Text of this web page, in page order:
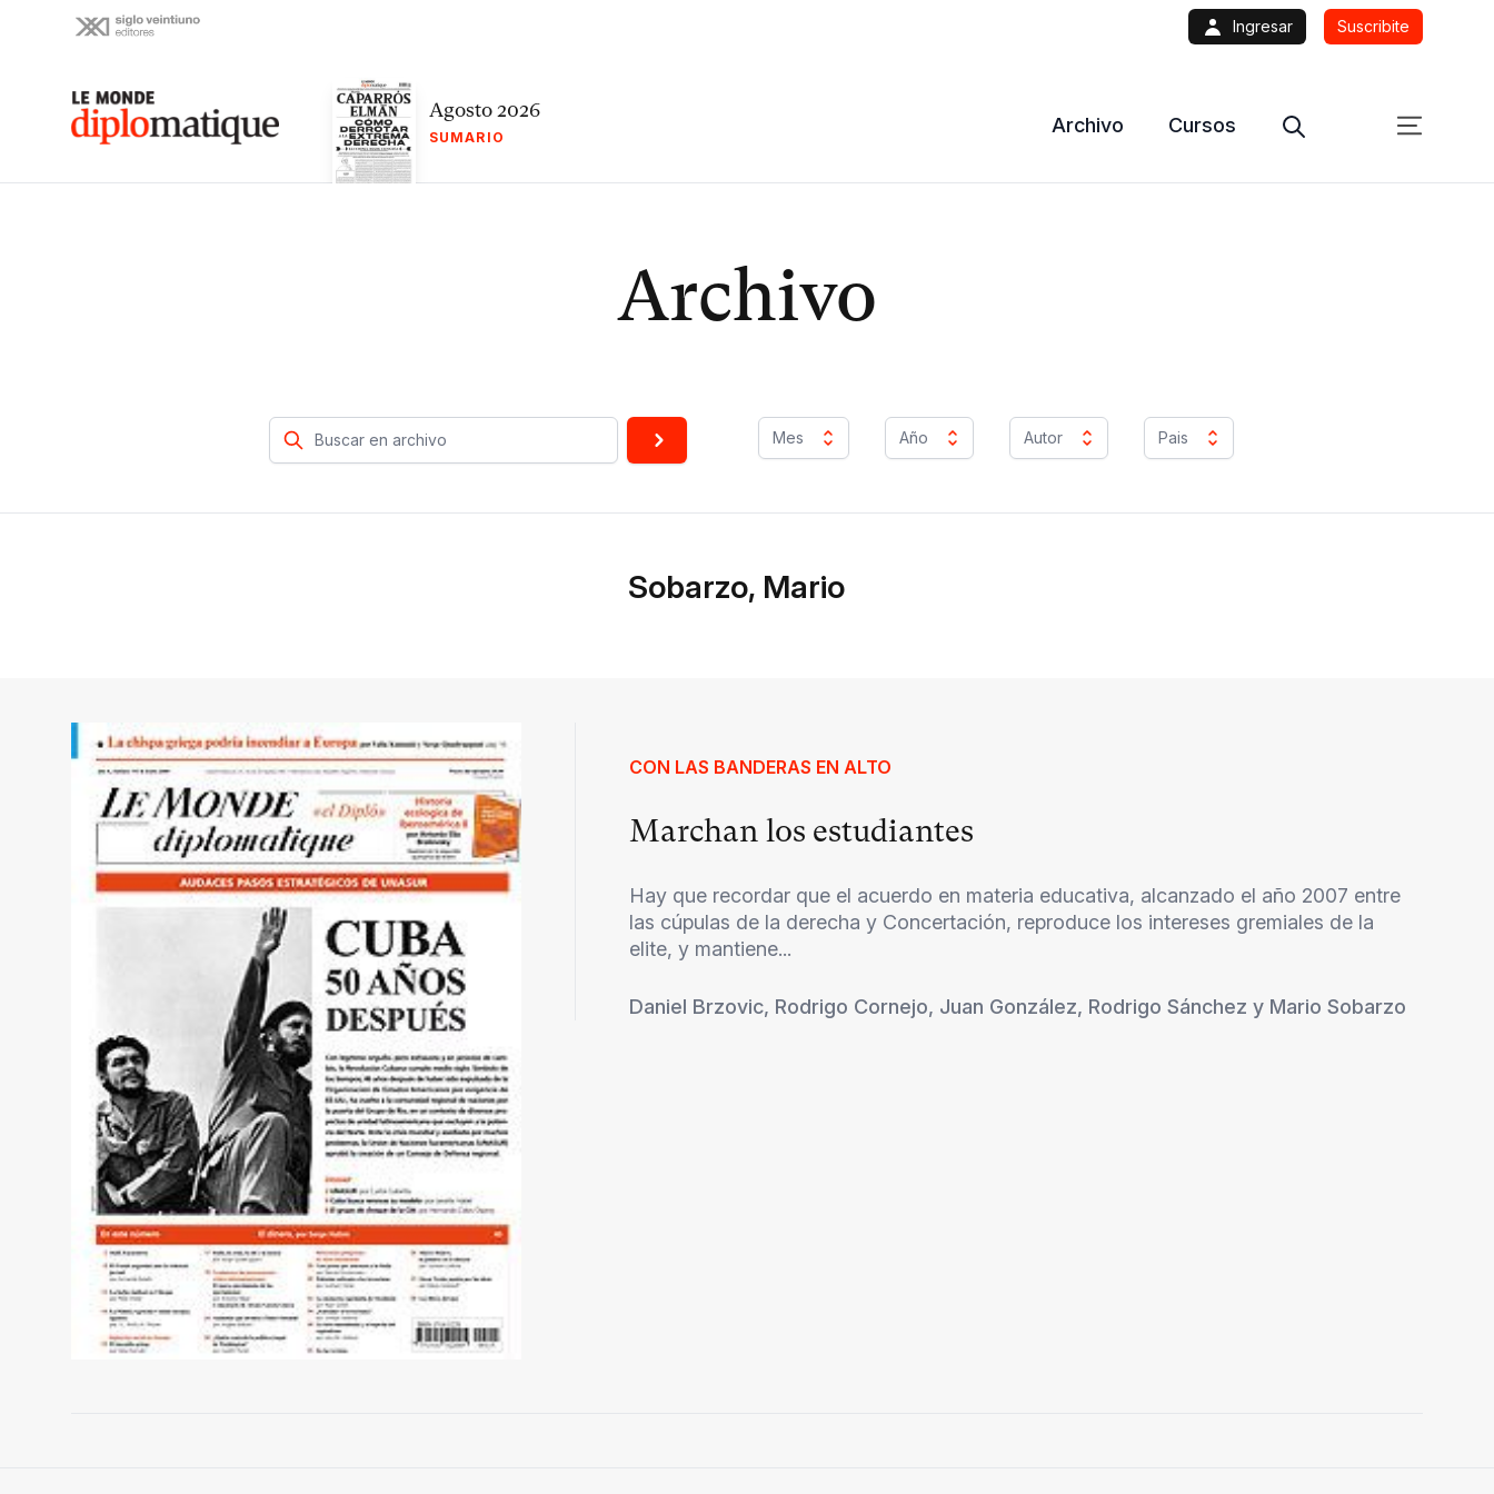
Ingresar Suscribite
Le monde diplomatique Agosto 2026
SUMARIO
Archivo Cursos
Archivo
Mes Año Autor Pais
Sobarzo, Mario
CON LAS BANDERAS EN ALTO
Marchan los estudiantes
Hay que recordar que el acuerdo en materia educativa, alcanzado el año 2007 entre
las cúpulas de la derecha y Concertación, reproduce los intereses gremiales de la
elite, y mantiene...
Daniel Brzovic, Rodrigo Cornejo, Juan González, Rodrigo Sánchez y Mario Sobarzo